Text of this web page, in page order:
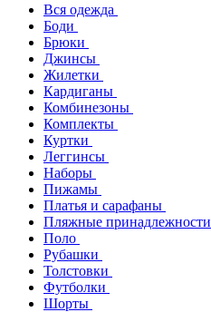
Вся одежда
Боди
Брюки
Джинсы
Жилетки
Кардиганы
Комбинезоны
Комплекты
Куртки
Леггинсы
Наборы
Пижамы
Платья и сарафаны
Пляжные принадлежности
Поло
Рубашки
Толстовки
Футболки
Шорты